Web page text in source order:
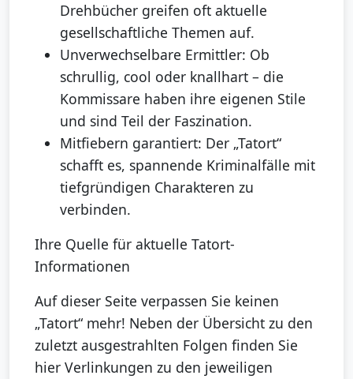
Drehbücher greifen oft aktuelle
gesellschaftliche Themen auf.
Unverwechselbare Ermittler: Ob
schrullig, cool oder knallhart – die
Kommissare haben ihre eigenen Stile
und sind Teil der Faszination.
Mitfiebern garantiert: Der „Tatort“
schafft es, spannende Kriminalfälle mit
tiefgründigen Charakteren zu
verbinden.
Ihre Quelle für aktuelle Tatort-
Informationen
Auf dieser Seite verpassen Sie keinen
„Tatort“ mehr! Neben der Übersicht zu den
zuletzt ausgestrahlten Folgen finden Sie
hier Verlinkungen zu den jeweiligen